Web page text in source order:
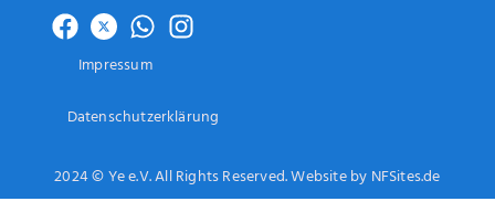
Impressum
Datenschutzerklärung
2024 © Ye e.V. All Rights Reserved. Website by NFSites.de